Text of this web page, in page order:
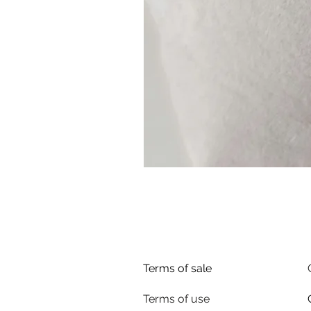
Terms of sale
Terms of use